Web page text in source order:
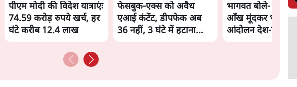
पीएम मोदी की विदेश यात्राएंः
74.59 करोड़ रुपये खर्च, हर
घंटे करीब 12.4 लाख
फेसबुक-एक्स को अवैध
एआई कंटेंट, डीपफेक अब
36 नहीं, 3 घंटे में हटाना
भागवत बोले- 'जेन
आँख मूंदकर भरोसा,
आंदोलन देश-विरोधी